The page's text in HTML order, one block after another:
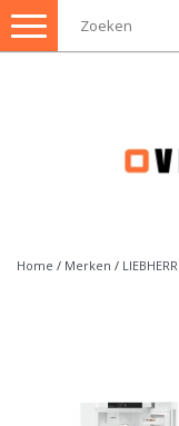
Toggle
navigation
Home / Merken / LIEBHERR